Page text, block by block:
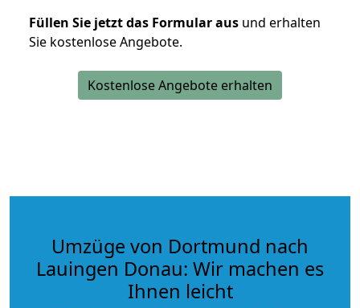
Füllen Sie jetzt das Formular aus und erhalten
Sie kostenlose Angebote.
Kostenlose Angebote erhalten
Umzüge von Dortmund nach
Lauingen Donau: Wir machen es
Ihnen leicht